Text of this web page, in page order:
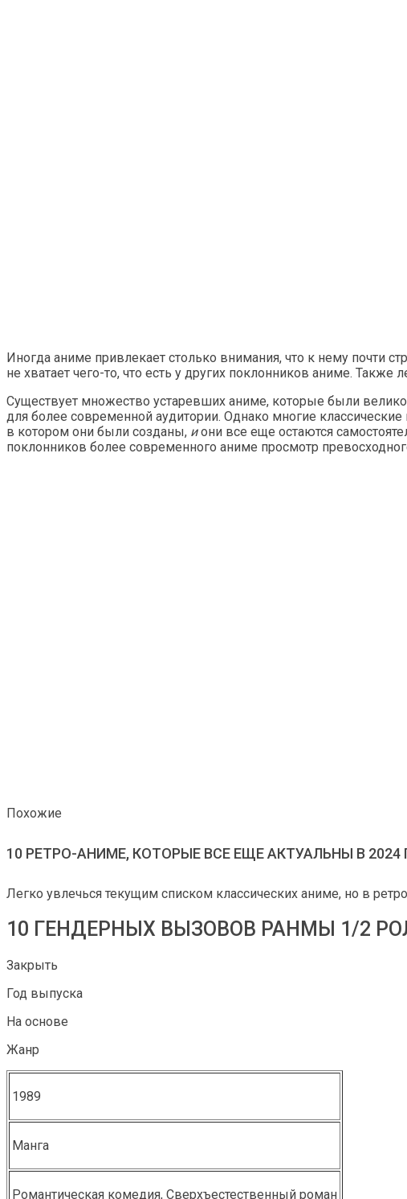
Иногда аниме привлекает столько внимания, что к нему почти
не хватает чего-то, что есть у других поклонников аниме.
Существует множество устаревших аниме, которые были
для более современной аудитории. Однако многие
в котором они были созданы, иони все еще остаются
поклонников более современного аниме просмотр
Похожие
10 РЕТРО-АНИМЕ, КОТОРЫЕ ВСЕ ЕЩЕ АКТУАЛЬНЫ В 2024
Легко увлечься текущим списком классических аниме, но в
10 ГЕНДЕРНЫХ ВЫЗОВОВ РАНМЫ 1/2
Закрыть
Год выпуска
На основе
Жанр
1989
Манга
Романтическая комедия, Сверхъестественный роман